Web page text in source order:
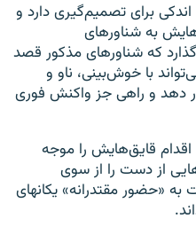
برای تصمیم‌گیری دارد و
به شناور‌های
که شناور‌های مذکور قصد
با خوش‌بینی، ناو و
دهد و راهی جز واکنش فوری
اقدام قایق‌هایش را موجه
از دست را از سوی
«حضور مقتدرانه» یکانهای